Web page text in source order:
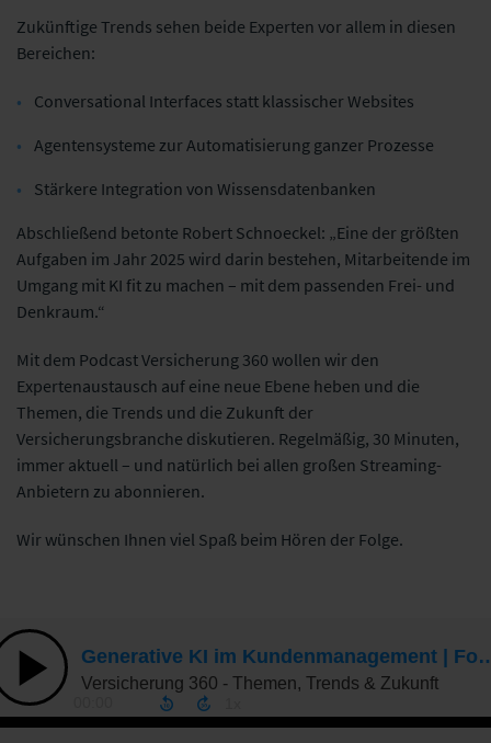
Zukünftige Trends sehen beide Experten vor allem in diesen
Bereichen:
Conversational Interfaces statt klassischer Websites
Agentensysteme zur Automatisierung ganzer Prozesse
Stärkere Integration von Wissensdatenbanken
Abschließend betonte Robert Schnoeckel: „Eine der größten
Aufgaben im Jahr 2025 wird darin bestehen, Mitarbeitende im
Umgang mit KI fit zu machen – mit dem passenden Frei- und
Denkraum.“
Mit dem Podcast Versicherung 360 wollen wir den
Expertenaustausch auf eine neue Ebene heben und die
Themen, die Trends und die Zukunft der
Versicherungsbranche diskutieren. Regelmäßig, 30 Minuten,
immer aktuell – und natürlich bei allen großen Streaming-
Anbietern zu abonnieren.
Wir wünschen Ihnen viel Spaß beim Hören der Folge.